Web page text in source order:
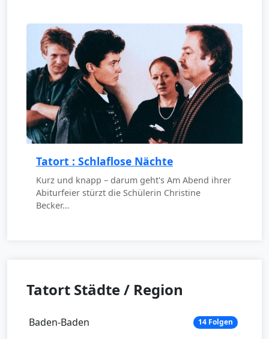
Tatort : Schlaflose Nächte
Kurz und knapp – darum geht's Am Abend ihrer
Abiturfeier stürzt die Schülerin Christine
Becker…
Tatort Städte / Region
Baden-Baden 14 Folgen